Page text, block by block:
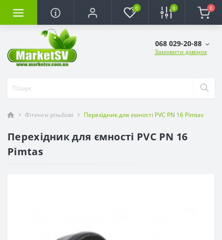
0 0 0
068 029-20-88
Замовити дзвінок
Фітинги різьбові Перехідник для ємності PVC PN 16 Pimtas
Перехідник для ємності PVC PN 16
Pimtas